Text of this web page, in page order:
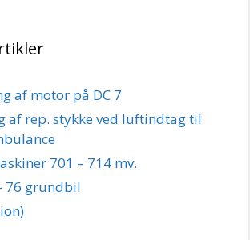
af motor på DC 7
af rep. stykke ved luftindtag til
701 – 714 mv.
76 grundbil